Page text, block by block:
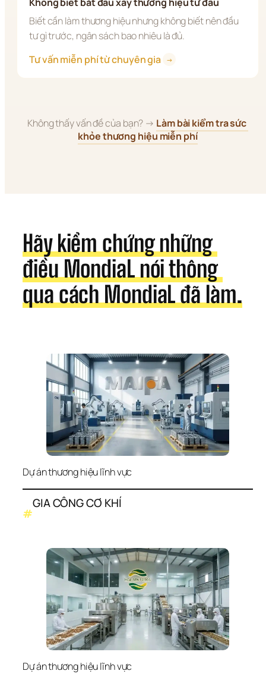
Biết cần làm thương hiệu nhưng không biết nên đầu
tư gì trước, ngân sách bao nhiêu là đủ.
Tư vấn miễn phí từ chuyên gia
→
Không thấy vấn đề của bạn? → Làm bài kiểm tra sức
khỏe thương hiệu miễn phí
Hãy kiểm chứng những
điều MondiaL nói thông
qua cách MondiaL đã làm.
Dự án thương hiệu lĩnh vực
#
GIA CÔNG CƠ KHÍ
Dự án thương hiệu lĩnh vực